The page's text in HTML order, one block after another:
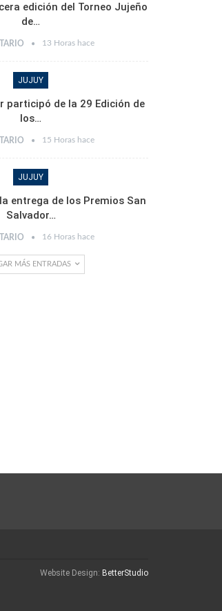
edición del Torneo Jujeño
de…
13 Horas hace
JUJUY
participó de la 29 Edición de
los…
15 Horas hace
JUJUY
entrega de los Premios San
Salvador…
16 Horas hace
MÁS ENTRADAS
Website Design: BetterStudio